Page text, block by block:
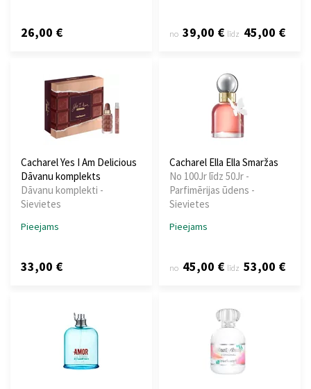
26,00 € no 39,00 € līdz 45,00 €
Cacharel Yes I Am Delicious
Dāvanu komplekts
Dāvanu komplekti -
Sievietes
Pieejams
33,00 €
Cacharel Ella Ella Smaržas
No 100Jr līdz 50Jr -
Parfimērijas ūdens -
Sievietes
Pieejams
no 45,00 € līdz 53,00 €